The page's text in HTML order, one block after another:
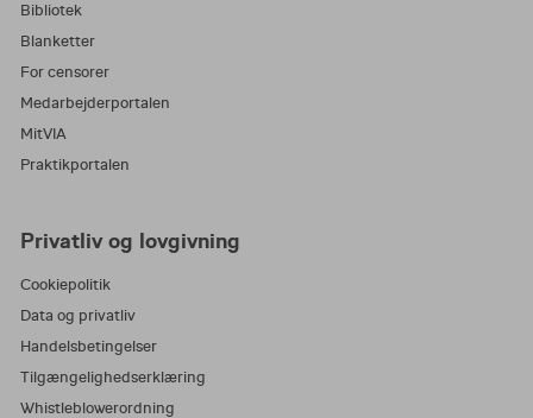
Bibliotek
Blanketter
For censorer
Medarbejderportalen
MitVIA
Praktikportalen
Privatliv og lovgivning
Cookiepolitik
Data og privatliv
Handelsbetingelser
Tilgængelighedserklæring
Whistleblowerordning